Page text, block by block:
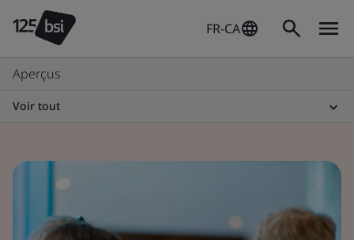
FR-CA
Aperçus
Voir tout